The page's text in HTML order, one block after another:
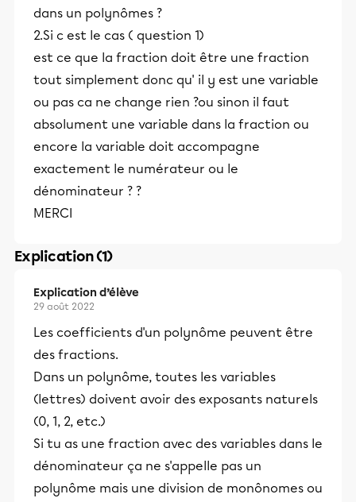
dans un polynômes ?
2.Si c est le cas ( question 1)
est ce que la fraction doit être une fraction
tout simplement donc qu' il y est une variable
ou pas ca ne change rien ?ou sinon il faut
absolument une variable dans la fraction ou
encore la variable doit accompagne
exactement le numérateur ou le
dénominateur ? ?
MERCI
Explication (1)
Explication d’élève
29 août 2022
Les coefficients d'un polynôme peuvent être
des fractions.
Dans un polynôme, toutes les variables
(lettres) doivent avoir des exposants naturels
(0, 1, 2, etc.)
Si tu as une fraction avec des variables dans le
dénominateur ça ne s'appelle pas un
polynôme mais une division de monônomes ou